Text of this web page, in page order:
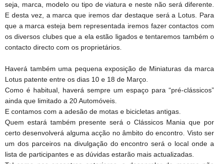
seja, marca, modelo ou tipo de viatura e neste não será diferente.
E desta vez, a marca que iremos dar destaque será a Lotus. Para
que a marca esteja bem representada iremos fazer contactos com
os diversos clubes que a ela estão ligados e tentaremos também o
contacto directo com os proprietários.
Haverá também uma pequena exposição de Miniaturas da marca
Lotus patente entre os dias 10 e 18 de Março.
Como é habitual, haverá sempre um espaço para “pré-clássicos”
ainda que limitado a 20 Automóveis.
E contamos com a adesão de motas e bicicletas antigas.
Quem estará também presente será o Clássicos Mania que por
certo desenvolverá alguma acção no âmbito do encontro. Visto ser
um dos parceiros na divulgação do encontro será o local onde a
lista de participantes e as dúvidas estarão mais actualizadas.